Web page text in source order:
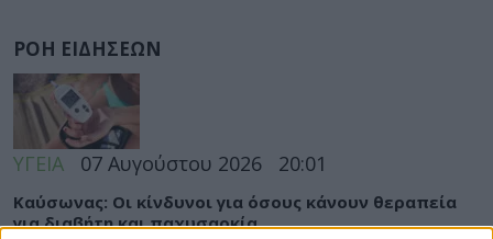
ΡΟΗ ΕΙΔΗΣΕΩΝ
ΥΓΕΙΑ 07 Αυγούστου 2026 20:01
Καύσωνας: Οι κίνδυνοι για όσους κάνουν θεραπεία
για διαβήτη και παχυσαρκία